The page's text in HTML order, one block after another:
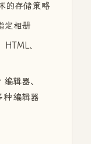
的存储策略
定相册
、
辑器、
编辑器